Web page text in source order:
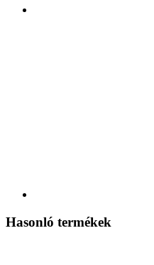
Hasonló termékek